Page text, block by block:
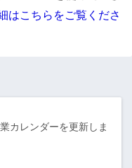
はこちらをご覧くださ
カレンダーを更新しま